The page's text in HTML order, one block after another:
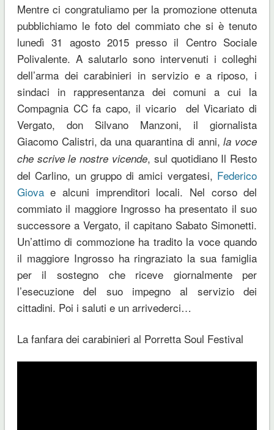
Mentre ci congratuliamo per la promozione ottenuta
pubblichiamo le foto del commiato che si è tenuto
lunedì 31 agosto 2015 presso il Centro Sociale
Polivalente. A salutarlo sono intervenuti i colleghi
dell’arma dei carabinieri in servizio e a riposo, i
sindaci in rappresentanza dei comuni a cui la
Compagnia CC fa capo, il vicario del Vicariato di
Vergato, don Silvano Manzoni, il giornalista
Giacomo Calistri, da una quarantina di anni,la voce
che scrive le nostre vicende, sul quotidiano Il Resto
del Carlino, un gruppo di amici vergatesi, Federico
Giovae alcuni imprenditori locali. Nel corso del
commiato il maggiore Ingrosso ha presentato il suo
successore a Vergato, il capitano Sabato Simonetti.
Un’attimo di commozione ha tradito la voce quando
il maggiore Ingrosso ha ringraziato la sua famiglia
per il sostegno che riceve giornalmente per
l’esecuzione del suo impegno al servizio dei
cittadini. Poi i saluti e un arrivederci…
La fanfara dei carabinieri al Porretta Soul Festival